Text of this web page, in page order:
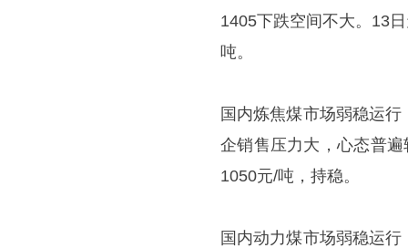
1405下跌空间不大。13
吨。
国内炼焦煤市场弱稳运
企销售压力大，心态普
1050元/吨，持稳。
国内动力煤市场弱稳运